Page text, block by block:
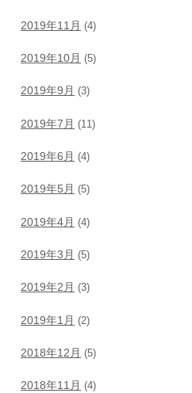
2019年11月 (4)
2019年10月 (5)
2019年9月 (3)
2019年7月 (11)
2019年6月 (4)
2019年5月 (5)
2019年4月 (4)
2019年3月 (5)
2019年2月 (3)
2019年1月 (2)
2018年12月 (5)
2018年11月 (4)